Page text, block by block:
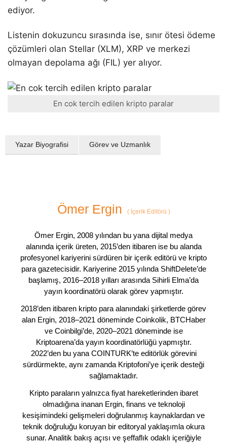
ediyor.
Listenin dokuzuncu sırasında ise, sınır ötesi ödeme
çözümleri olan Stellar (XLM), XRP ve merkezi
olmayan depolama ağı (FIL) yer alıyor.
En cok tercih edilen kripto paralar
Yazar Biyografisi Görev ve Uzmanlık
Ömer Ergin (İçerik Editörü )
Ömer Ergin, 2008 yılından bu yana dijital medya
alanında içerik üreten, 2015’den itibaren ise bu alanda
profesyonel kariyerini sürdüren bir içerik editörü ve kripto
para gazetecisidir. Kariyerine 2015 yılında ShiftDelete’de
başlamış, 2016–2018 yılları arasında Sihirli Elma’da
yayın koordinatörü olarak görev yapmıştır.
2018’den itibaren kripto para alanındaki şirketlerde görev
alan Ergin, 2018–2021 döneminde Coinkolik, BTCHaber
ve Coinbilgi’de, 2020–2021 döneminde ise
Kriptoarena’da yayın koordinatörlüğü yapmıştır.
2022’den bu yana COINTURK’te editörlük görevini
sürdürmekte, aynı zamanda Kriptofoni’ye içerik desteği
sağlamaktadır.
Kripto paraların yalnızca fiyat hareketlerinden ibaret
olmadığına inanan Ergin, finans ve teknoloji
kesişimindeki gelişmeleri doğrulanmış kaynaklardan ve
teknik doğruluğu koruyan bir editoryal yaklaşımla okura
sunar. Analitik bakış açısı ve şeffaflık odaklı içeriğiyle